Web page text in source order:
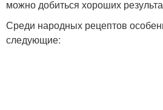
можно добиться хороших
Среди народных рецептов
следующие: